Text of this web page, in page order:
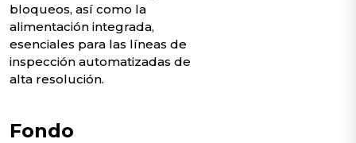
bloqueos, así como la
alimentación integrada,
esenciales para las líneas de
inspección automatizadas de
alta resolución.
Fondo